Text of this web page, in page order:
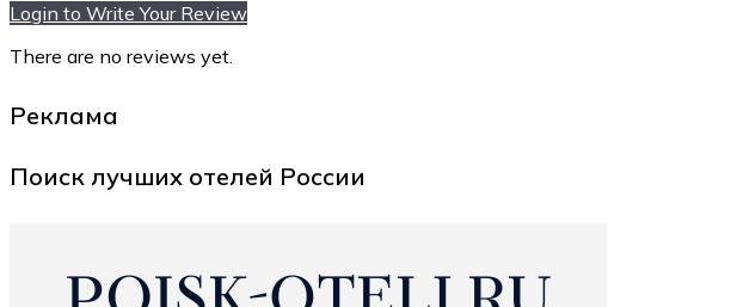
Login to Write Your Review
There are no reviews yet.
Реклама
Поиск лучших отелей России